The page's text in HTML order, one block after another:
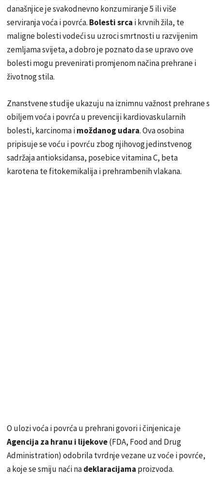
današnjice je svakodnevno konzumiranje 5 ili više
serviranja voća i povrća. Bolesti srca i krvnih žila, te
maligne bolesti vodeći su uzroci smrtnosti u razvijenim
zemljama svijeta, a dobro je poznato da se upravo ove
bolesti mogu prevenirati promjenom načina prehrane i
životnog stila.
Znanstvene studije ukazuju na iznimnu važnost prehrane s
obiljem voća i povrća u prevenciji kardiovaskularnih
bolesti, karcinoma imoždanog udara. Ova osobina
pripisuje se voću i povrću zbog njihovog jedinstvenog
sadržaja antioksidansa, posebice vitamina C, beta
karotena te fitokemikalija i prehrambenih vlakana.
O ulozi voća i povrća u prehrani govori i činjenica je
Agencija za hranu i lijekove(FDA, Food and Drug
Administration) odobrila tvrdnje vezane uz voće i povrće,
a koje se smiju naći nadeklaracijama proizvoda.